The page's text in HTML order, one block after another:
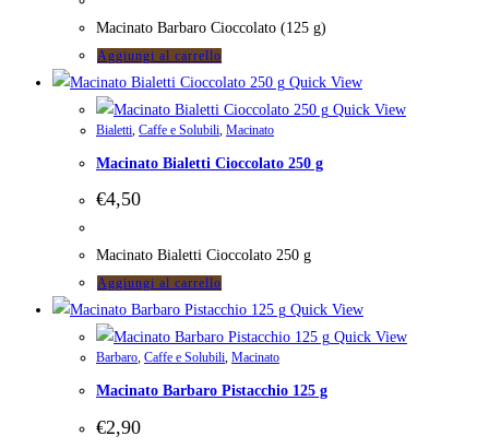
Macinato Barbaro Cioccolato (125 g)
Aggiungi al carrello
Quick View
Quick View
Bialetti, Caffe e Solubili, Macinato
Macinato Bialetti Cioccolato 250 g
€4,50
Macinato Bialetti Cioccolato 250 g
Aggiungi al carrello
Quick View
Quick View
Barbaro, Caffe e Solubili, Macinato
Macinato Barbaro Pistacchio 125 g
€2,90